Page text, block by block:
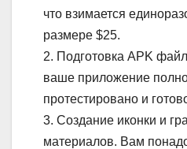
что взимается
размере $25.
2. Подготовка APK
ваше приложение
протестировано и
3. Создание иконки и
материалов. Вам